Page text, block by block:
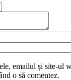
emailul și site-ul
o să comentez.